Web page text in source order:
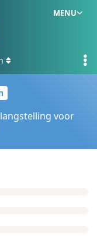
MENU
voor